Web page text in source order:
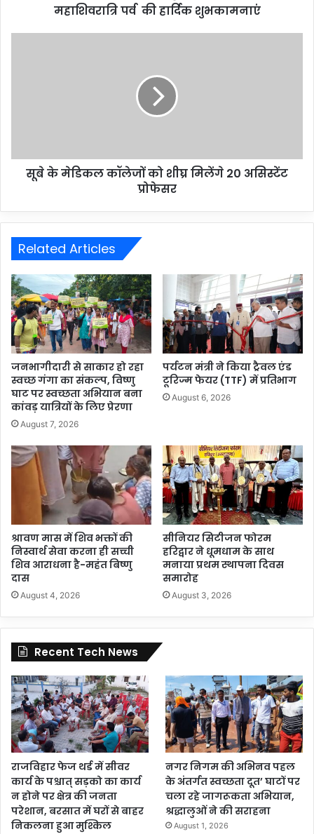
महाशिवरात्रि पर्व की हार्दिक शुभकामनाएं
सूबे के मेडिकल कॉलेजों को शीघ्र मिलेंगे 20 असिस्टेंट
प्रोफेसर
Related Articles
जनभागीदारी से साकार हो रहा
स्वच्छ गंगा का संकल्प, विष्णु
घाट पर स्वच्छता अभियान बना
कांवड़ यात्रियों के लिए प्रेरणा
August 7, 2026
पर्यटन मंत्री ने किया ट्रैवल एंड
टूरिज्म फेयर (TTF) में प्रतिभाग
August 6, 2026
श्रावण मास में शिव भक्तों की
निस्वार्थ सेवा करना ही सच्ची
शिव आराधना है-महंत बिष्णु
दास
August 4, 2026
सीनियर सिटीजन फोरम
हरिद्वार ने धूमधाम के साथ
मनाया प्रथम स्थापना दिवस
समारोह
August 3, 2026
Recent Tech News
राजविहार फेज थर्ड में सीवर
कार्य के पश्चात् सड़को का कार्य
न होने पर क्षेत्र की जनता
परेशान, बरसात में घरों से बाहर
निकलना हुआ मुश्किल
नगर निगम की अभिनव पहल
के अंतर्गत स्वच्छता दूत’ घाटों पर
चला रहे जागरूकता अभियान,
श्रद्धालुओं ने की सराहना
August 1, 2026